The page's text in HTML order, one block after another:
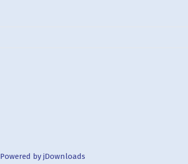
Powered by jDownloads